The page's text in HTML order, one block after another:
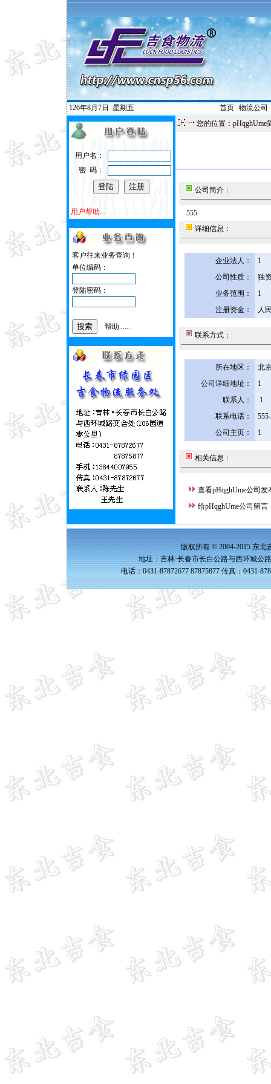
126年8月7日 星期五 首页| 物流公司
用户名：
密 码：
用户帮助...
客户往来业务查询！
单位编码：
登陆密码：
帮助......
您的位置：pHqghUme
公司简介：
555
详细信息：
企业法人：
1
公司性质：
独
业务范围：
1
注册资金：
人
联系方式：
所在地区：
北
公司详细地址：
1
联系人：
1
联系电话：
公司主页：
1
相关信息：
查看pHqghUme公司发
给pHqghUme公司留言
版权所有 © 2004-2015 东北
地址：吉林·长春市长白公路与西环城公
电话：0431-87872677 87875877 传真：0431-